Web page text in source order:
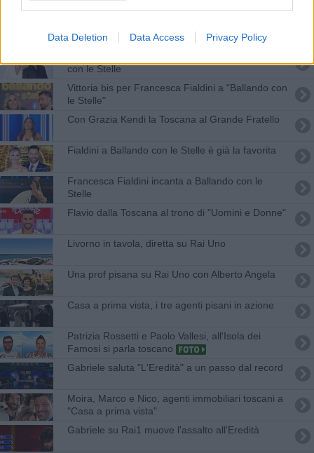
Data Deletion Data Access Privacy Policy
con le Stelle
Vittoria bis per Francesca Fialdini a "Ballando con
le Stelle"
Con Grazia Kendi la Toscana al Grande Fratello
Fialdini a Ballando con le Stelle è già la favorita
Francesca Fialdini incanta a Ballando con le
Stelle
Flavio dalla Toscana al trono di "Uomini e Donne"
Livorno in tavola, diretta su Rai Uno
Una prof pisana su Rai Uno con Alberto Angela
Casa a prima vista, i tre agenti pisani in azione
Patrizia Rossetti e Paolo Vallesi, all'Isola dei
Famosi si parla toscano
Gabriele saluta "L'Eredità" a un passo dal record
Moira, Marco e Nico, agenti immobiliari toscani a
"Casa a prima vista"
Gabriele su Rai1 muove l'assalto all'Eredità